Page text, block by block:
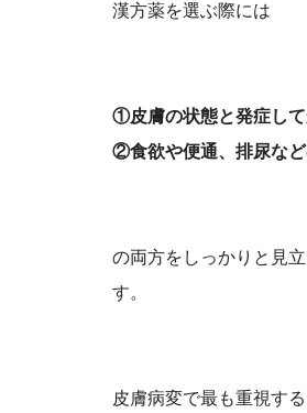
漢方薬を選ぶ際には
①皮膚の状態と発症し
②食欲や便通、排尿な
の両方をしっかりと見
す。
皮膚病変で最も重視す